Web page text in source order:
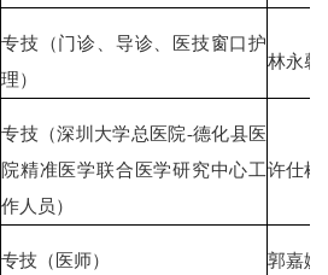
专技（门诊、导诊、医技窗口护
理）
林永馨
专技（深圳大学总医院-德化县医
院精准医学联合医学研究中心工
作人员）
许仕彬
专技（医师） 郭嘉婕